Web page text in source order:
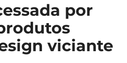
por
viciante